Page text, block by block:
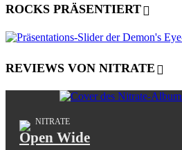
ROCKS PRÄSENTIERT
REVIEWS VON NITRATE
NITRATE
Open Wide